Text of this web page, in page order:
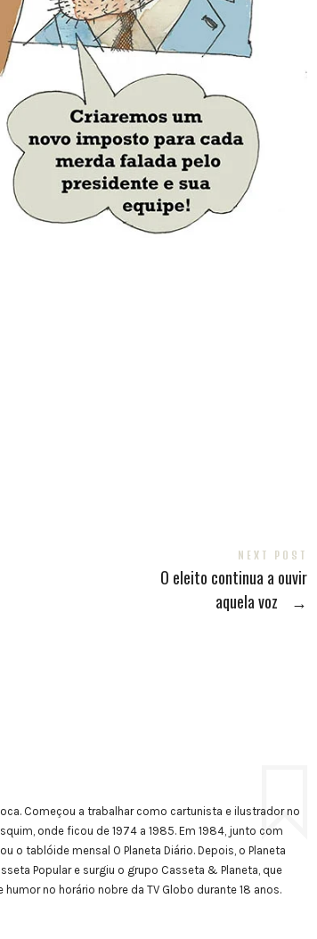
NEXT POST
O eleito continua a ouvir
aquela voz
→
Começou a trabalhar como cartunista e ilustrador no
onde ficou de 1974 a 1985. Em 1984, junto com
o tablóide mensal O Planeta Diário. Depois, o Planeta
Popular e surgiu o grupo Casseta & Planeta, que
no horário nobre da TV Globo durante 18 anos.